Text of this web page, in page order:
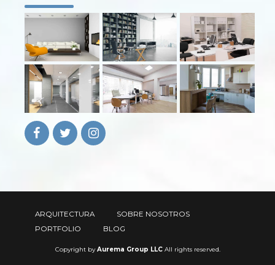
ARQUITECTURA
SOBRE NOSOTROS
PORTFOLIO
BLOG
Copyright byAurema Group LLCAll rights reserved.